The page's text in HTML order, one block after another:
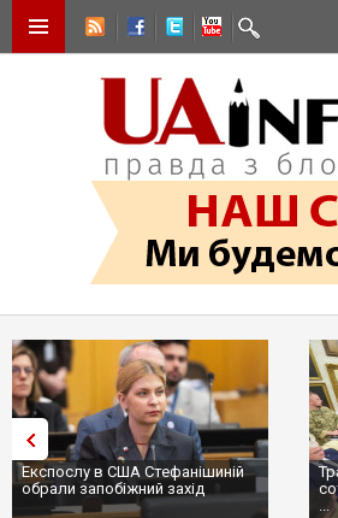
Експослу в США Стефанішиній
обрали запобіжний захід
...